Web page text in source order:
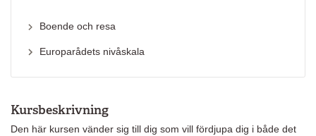
Kursbeskrivning
Den här kursen vänder sig till dig som vill fördjupa dig i både det
Boende och resa
Europarådets nivåskala